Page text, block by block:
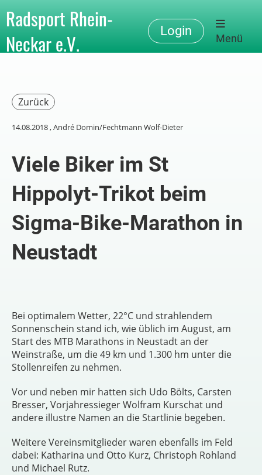
Radsport Rhein-
Neckar e.V.
Login
Menü
Zurück
14.08.2018, André Domin/Fechtmann Wolf-Dieter
Viele Biker im St
Hippolyt-Trikot beim
Sigma-Bike-Marathon in
Neustadt
Bei optimalem Wetter, 22°C und strahlendem
Sonnenschein stand ich, wie üblich im August, am
Start des MTB Marathons in Neustadt an der
Weinstraße, um die 49 km und 1.300 hm unter die
Stollenreifen zu nehmen.
Vor und neben mir hatten sich Udo Bölts, Carsten
Bresser, Vorjahressieger Wolfram Kurschat und
andere illustre Namen an die Startlinie begeben.
Weitere Vereinsmitglieder waren ebenfalls im Feld
dabei: Katharina und Otto Kurz, Christoph Rohland
und Michael Rutz.